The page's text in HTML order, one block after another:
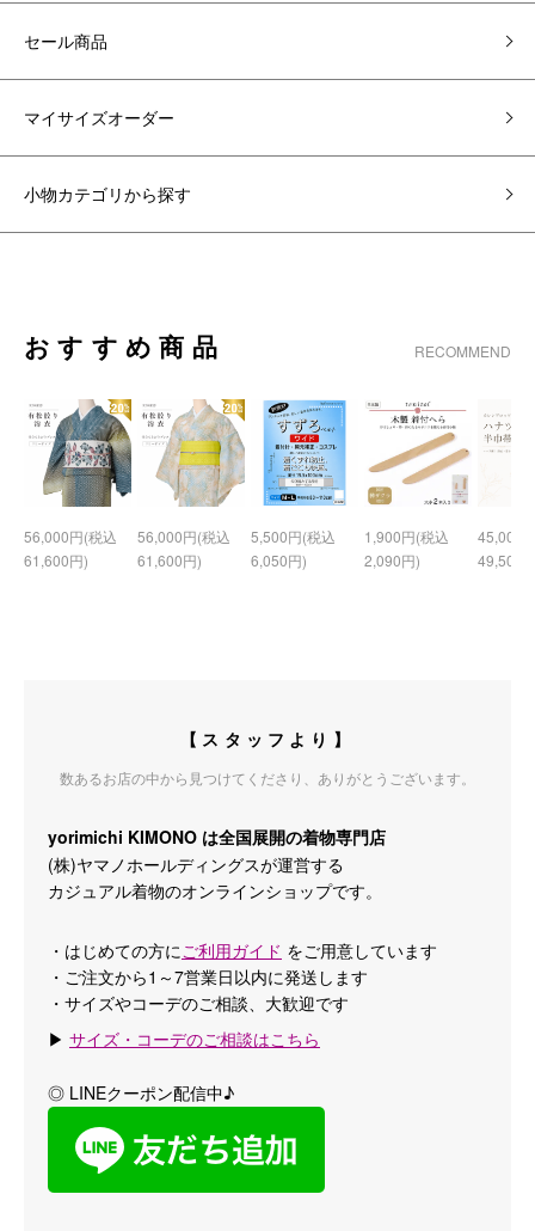
セール商品
マイサイズオーダー
小物カテゴリから探す
おすすめ商品 RECOMMEND
56,000円(税込
61,600円)
56,000円(税込
61,600円)
5,500円(税込
6,050円)
1,900円(税込
2,090円)
45,000
49,500
【スタッフより】
数あるお店の中から見つけてくださり、ありがとうございます。
yorimichi KIMONO は全国展開の着物専門店
(株)ヤマノホールディングスが運営する
カジュアル着物のオンラインショップです。
・はじめての方にご利用ガイド をご用意しています
・ご注文から1～7営業日以内に発送します
・サイズやコーデのご相談、大歓迎です
▶ サイズ・コーデのご相談はこちら
◎ LINEクーポン配信中♪